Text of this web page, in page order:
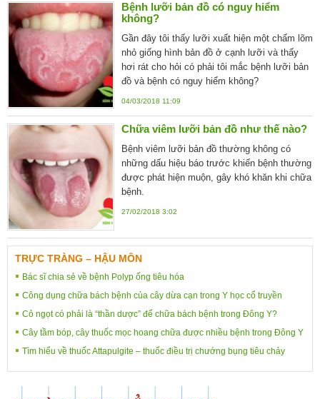
Bệnh lưỡi bản đồ có nguy hiểm
không?
Gần đây tôi thấy lưỡi xuất hiện một chấm lõm
nhỏ giống hình bản đồ ở cạnh lưỡi và thấy
hơi rát cho hỏi có phải tôi mắc bệnh lưỡi bản
đồ và bệnh có nguy hiểm không?
04/03/2018 11:09
Chữa viêm lưỡi bản đồ như thế nào?
Bệnh viêm lưỡi bản đồ thường không có
những dấu hiệu báo trước khiến bệnh thường
được phát hiện muộn, gây khó khăn khi chữa
bệnh.
27/02/2018 3:02
TRỰC TRÀNG – HẬU MÔN
Bác sĩ chia sẻ về bệnh Polyp ống tiêu hóa
Công dụng chữa bách bệnh của cây dừa cạn trong Y học cổ truyền
Cỏ ngọt có phải là “thần dược” để chữa bách bệnh trong Đông Y?
Cây tầm bóp, cây thuốc mọc hoang chữa được nhiều bệnh trong Đông Y
Tìm hiểu về thuốc Attapulgite – thuốc điều trị chướng bụng tiêu chảy